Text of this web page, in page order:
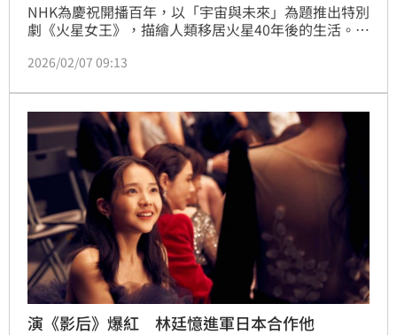
NHK為慶祝開播百年，以「宇宙與未來」為題推出特別
劇《火星女王》，描繪人類移居火星40年後的生活。劇
並集結林廷憶、菅田將暉、沈恩敬等跨國演員，挑戰多
2026/02/07 09:13
演《影后》爆紅 林廷憶進軍日本合作他